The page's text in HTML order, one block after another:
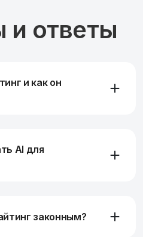
и ответы
и как он
AI для
законным?